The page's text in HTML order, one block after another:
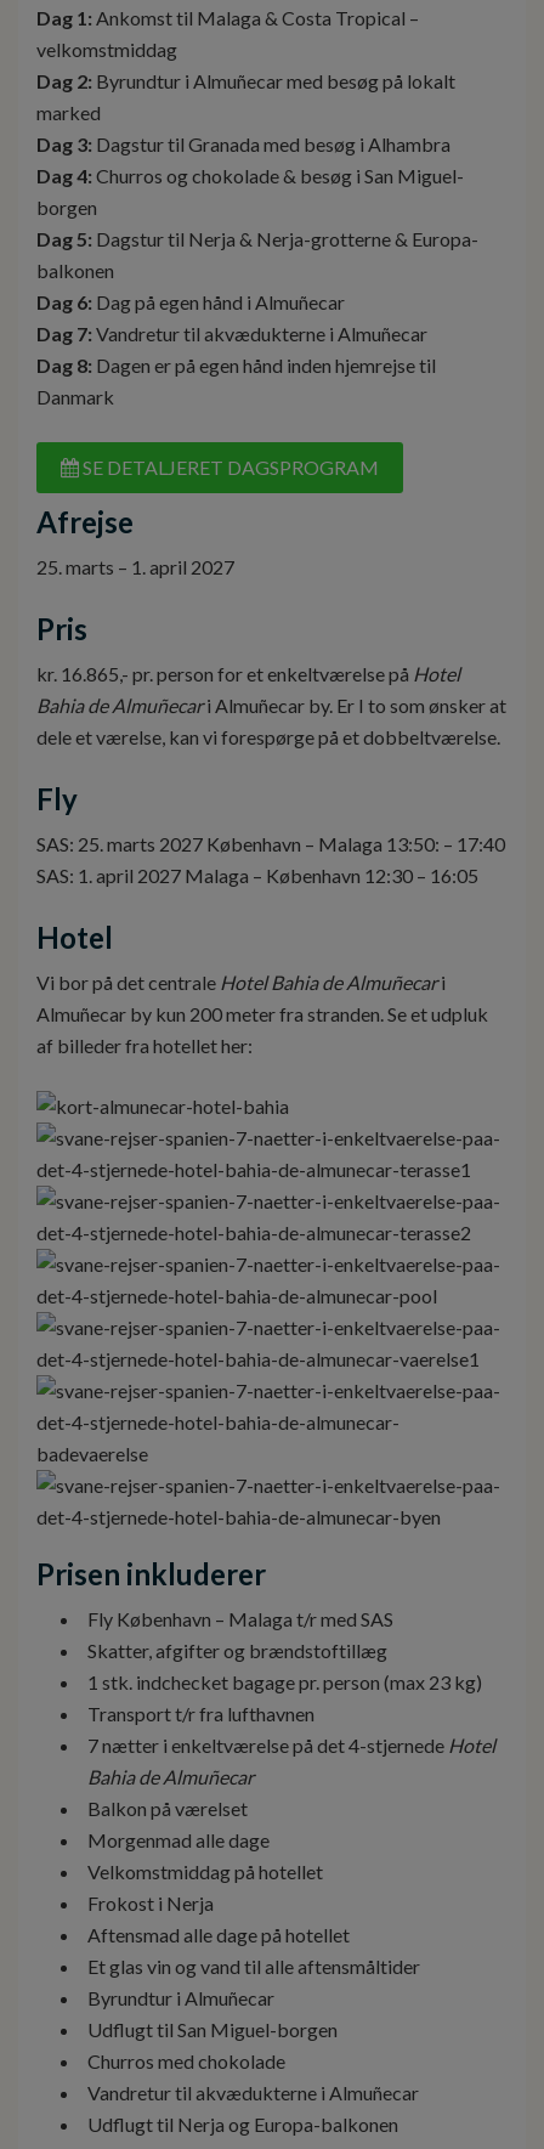
Dag 1: Ankomst til Malaga & Costa Tropical –
velkomstmiddag
Dag 2: Byrundtur i Almuñecar med besøg på lokalt
marked
Dag 3: Dagstur til Granada med besøg i Alhambra
Dag 4: Churros og chokolade & besøg i San Miguel-
borgen
Dag 5: Dagstur til Nerja & Nerja-grotterne & Europa-
balkonen
Dag 6: Dag på egen hånd i Almuñecar
Dag 7: Vandretur til akvædukterne i Almuñecar
Dag 8: Dagen er på egen hånd inden hjemrejse til
Danmark
SE DETALJERET DAGSPROGRAM
Afrejse
25. marts – 1. april 2027
Pris
kr. 16.865,- pr. person for et enkeltværelse på Hotel
Bahia de Almuñecari Almuñecar by. Er I to som ønsker at
dele et værelse, kan vi forespørge på et dobbeltværelse.
Fly
SAS: 25. marts 2027 København – Malaga 13:50: – 17:40
SAS: 1. april 2027 Malaga – København 12:30 – 16:05
Hotel
Vi bor på det centrale Hotel Bahia de Almuñecari
Almuñecar by kun 200 meter fra stranden. Se et udpluk
af billeder fra hotellet her:
Prisen inkluderer
Fly København – Malaga t/r med SAS
Skatter, afgifter og brændstoftillæg
1 stk. indchecket bagage pr. person (max 23 kg)
Transport t/r fra lufthavnen
7 nætter i enkeltværelse på det 4-stjernede Hotel
Bahia de Almuñecar
Balkon på værelset
Morgenmad alle dage
Velkomstmiddag på hotellet
Frokost i Nerja
Aftensmad alle dage på hotellet
Et glas vin og vand til alle aftensmåltider
Byrundtur i Almuñecar
Udflugt til San Miguel-borgen
Churros med chokolade
Vandretur til akvædukterne i Almuñecar
Udflugt til Nerja og Europa-balkonen